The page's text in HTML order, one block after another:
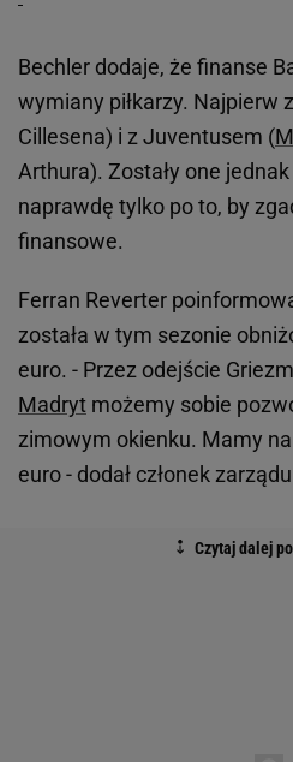
Bechler dodaje, że finanse
wymiany piłkarzy. Najpierw
Cillesena) i z Juventusem (
Arthura). Zostały one
naprawdę tylko po to, by
finansowe.
Ferran Reverter
została w tym sezonie
euro. - Przez odejście
Madryt możemy sobie
zimowym okienku. Mamy
euro - dodał członek